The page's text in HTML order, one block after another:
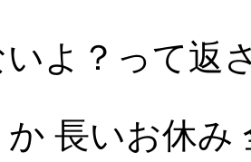
いよ？って返
か 長いお休み